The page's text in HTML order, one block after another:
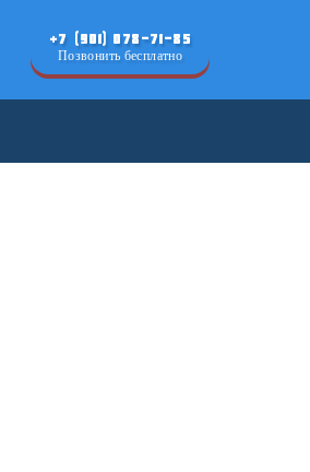
+7 (901) 078-71-85
Позвонить бесплатно